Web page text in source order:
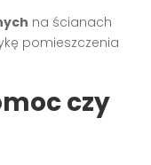
na ścianach
pomieszczenia
czy